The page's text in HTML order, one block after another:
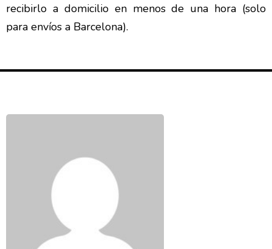
recibirlo a domicilio en menos de una hora (solo
para envíos a Barcelona).